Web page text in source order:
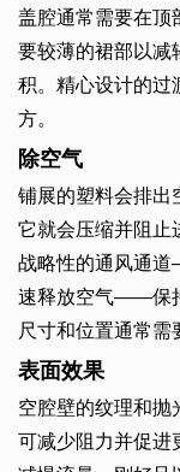
盖腔通常需要在顶
要较薄的裙部以减
积。精心设计的过
方。
除空气
铺展的塑料会排出
它就会压缩并阻止
战略性的通风通
速释放空气——保
尺寸和位置通常需
表面效果
空腔壁的纹理和抛
可减少阻力并促进